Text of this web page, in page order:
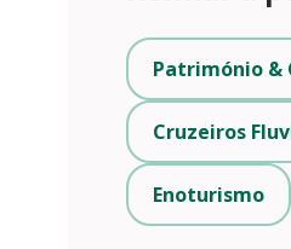
Património &
Cruzeiros
Enoturismo